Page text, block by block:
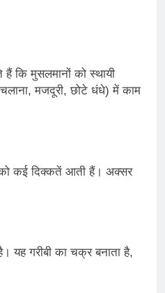
कि मुसलमानों को स्थायी
मजदूरी, छोटे धंधे) में काम
को कई दिक्कतें आती हैं। अक्सर
गरीबी का चक्र बनाता है,